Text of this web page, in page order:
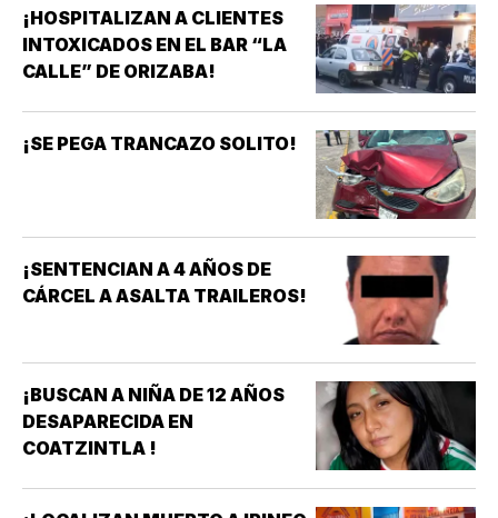
¡HOSPITALIZAN A CLIENTES
INTOXICADOS EN EL BAR “LA
CALLE” DE ORIZABA!
¡SE PEGA TRANCAZO SOLITO!
¡SENTENCIAN A 4 AÑOS DE
CÁRCEL A ASALTA TRAILEROS!
¡BUSCAN A NIÑA DE 12 AÑOS
DESAPARECIDA EN
COATZINTLA !